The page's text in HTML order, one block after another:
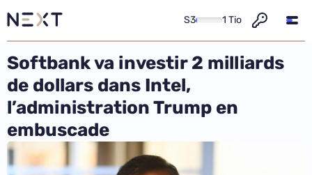
S3 1 Tio
Softbank va investir 2 milliards
de dollars dans Intel,
l’administration Trump en
embuscade